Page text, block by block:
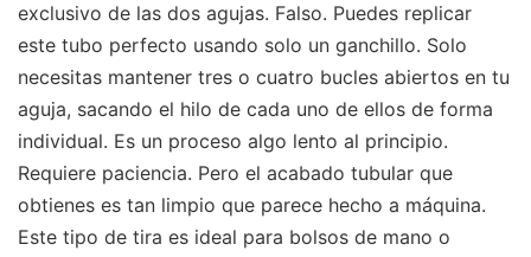
exclusivo de las dos agujas. Falso. Puedes replicar
este tubo perfecto usando solo un ganchillo. Solo
necesitas mantener tres o cuatro bucles abiertos en tu
aguja, sacando el hilo de cada uno de ellos de forma
individual. Es un proceso algo lento al principio.
Requiere paciencia. Pero el acabado tubular que
obtienes es tan limpio que parece hecho a máquina.
Este tipo de tira es ideal para bolsos de mano o